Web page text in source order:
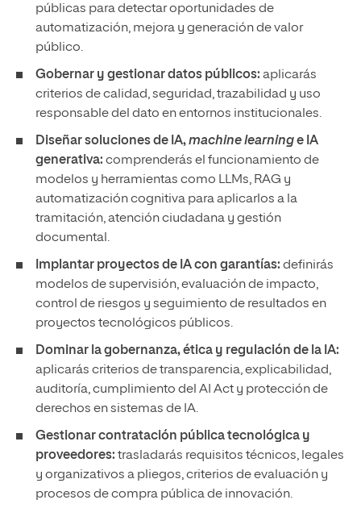
públicas para detectar oportunidades de
automatización, mejora y generación de valor
público.
Gobernar y gestionar datos públicos: aplicarás
criterios de calidad, seguridad, trazabilidad y uso
responsable del dato en entornos institucionales.
Diseñar soluciones de IA,machine learninge IA
generativa: comprenderás el funcionamiento de
modelos y herramientas como LLMs, RAG y
automatización cognitiva para aplicarlos a la
tramitación, atención ciudadana y gestión
documental.
Implantar proyectos de IA con garantías: definirás
modelos de supervisión, evaluación de impacto,
control de riesgos y seguimiento de resultados en
proyectos tecnológicos públicos.
Dominar la gobernanza, ética y regulación de la IA:
aplicarás criterios de transparencia, explicabilidad,
auditoría, cumplimiento del AI Act y protección de
derechos en sistemas de IA.
Gestionar contratación pública tecnológica y
proveedores: trasladarás requisitos técnicos, legales
y organizativos a pliegos, criterios de evaluación y
procesos de compra pública de innovación.